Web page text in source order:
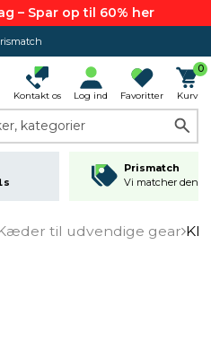
– Spar op til 60% her
returret
Kontakt os Log ind Favoritter
0
Kurv
kategorier
Prismatch
Vi matcher den
til udvendige gear